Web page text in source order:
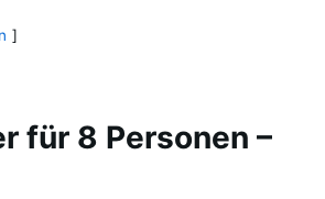
für 8 Personen –